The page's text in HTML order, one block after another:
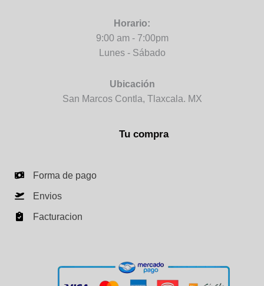
Horario:
9:00 am - 7:00pm
Lunes - Sábado
Ubicación
San Marcos Contla, Tlaxcala. MX
Tu compra
Forma de pago
Envios
Facturacion